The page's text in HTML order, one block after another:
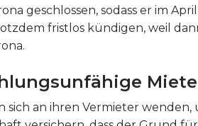
geschlossen, sodass er im
fristlos kündigen, weil
an ihren Vermieter wenden,